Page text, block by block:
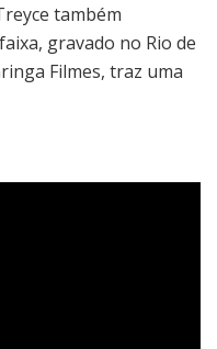
também
gravado no Rio de
Filmes, traz uma